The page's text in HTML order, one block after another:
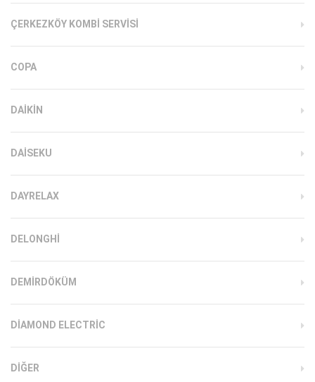
ÇERKEZKÖY KOMBI SERVISI
COPA
DAIKIN
DAISEKU
DAYRELAX
DELONGHI
DEMIRDÖKÜM
DIAMOND ELECTRIC
DIĞER